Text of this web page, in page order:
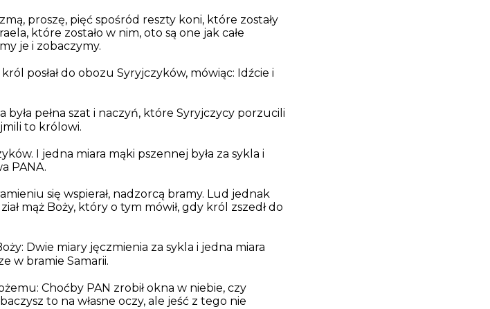
proszę, pięć spośród reszty koni, które zostały
które zostało w nim, oto są one jak całe
je i zobaczymy.
posłał do obozu Syryjczyków, mówiąc: Idźcie i
była pełna szat i naczyń, które Syryjczycy porzucili
to królowi.
I jedna miara mąki pszennej była za sykla i
PANA.
się wspierał, nadzorcą bramy. Lud jednak
mąż Boży, który o tym mówił, gdy król zszedł do
Dwie miary jęczmienia za sykla i jedna miara
w bramie Samarii.
Choćby PAN zrobił okna w niebie, czy
to na własne oczy, ale jeść z tego nie